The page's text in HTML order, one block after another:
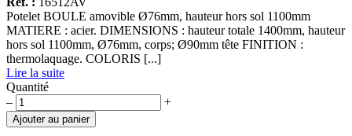
Potelet BOULE amovible Ø76mm, hauteur hors sol 1100mm
MATIERE : acier. DIMENSIONS : hauteur totale 1400mm, hauteur
hors sol 1100mm, Ø76mm, corps; Ø90mm tête FINITION :
thermolaquage. COLORIS [...]
Lire la suite
Quantité
quantité
de
Potelet
– +
Ajouter au panier